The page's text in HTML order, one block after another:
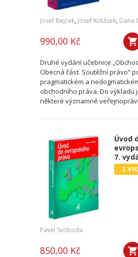
Josef Bejček, Josef Kotásek, Dana
990,00 Kč
Druhé vydání učebnice
Obecná část. Soutěžní právo“
pragmatickém a
obchodního práva. Do výkladu
některé významné
Úvod
7.
7.
Pavel Svoboda
850,00 Kč